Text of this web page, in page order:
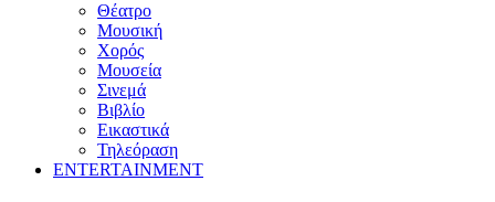
Θέατρο
Μουσική
Χορός
Μουσεία
Σινεμά
Βιβλίο
Εικαστικά
Τηλεόραση
ENTERTAINMENT